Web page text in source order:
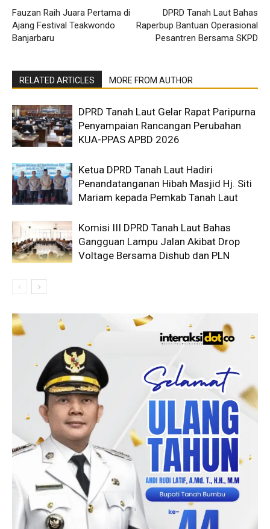
Fauzan Raih Juara Pertama di
Ajang Festival Teakwondo
Banjarbaru
DPRD Tanah Laut Bahas
Raperbup Bantuan Operasional
Pesantren Bersama SKPD
RELATED ARTICLES MORE FROM AUTHOR
DPRD Tanah Laut Gelar Rapat Paripurna
Penyampaian Rancangan Perubahan
KUA-PPAS APBD 2026
Ketua DPRD Tanah Laut Hadiri
Penandatanganan Hibah Masjid Hj. Siti
Mariam kepada Pemkab Tanah Laut
Komisi III DPRD Tanah Laut Bahas
Gangguan Lampu Jalan Akibat Drop
Voltage Bersama Dishub dan PLN